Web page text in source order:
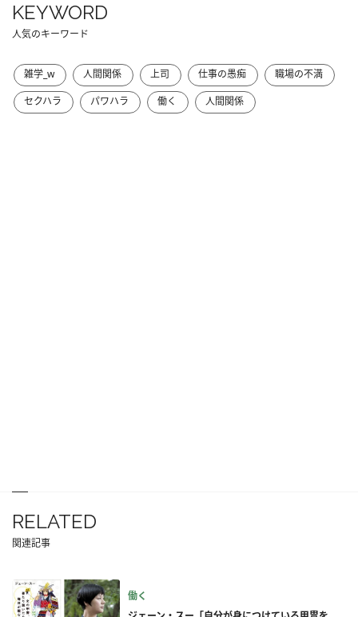
KEYWORD
人気のキーワード
雑学_w 人間関係 上司 仕事の愚痴
職場の不満
セクハラ
パワハラ 働く 人間関係
RELATED
関連記事
働く